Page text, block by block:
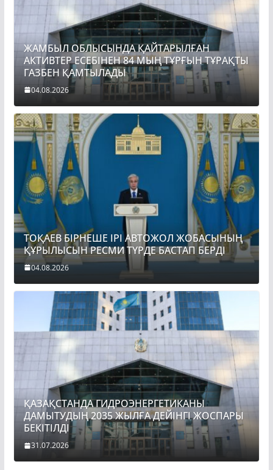
ЖАМБЫЛ ОБЛЫСЫНДА ҚАЙТАРЫЛҒАН
АКТИВТЕР ЕСЕБІНЕН 84 МЫҢ ТҰРҒЫН ТҰРАҚТЫ
ГАЗБЕН ҚАМТЫЛАДЫ
04.08.2026
ТОҚАЕВ БІРНЕШЕ ІРІ АВТОЖОЛ ЖОБАСЫНЫҢ
ҚҰРЫЛЫСЫН РЕСМИ ТҮРДЕ БАСТАП БЕРДІ
04.08.2026
ҚАЗАҚСТАНДА ГИДРОЭНЕРГЕТИКАНЫ
ДАМЫТУДЫҢ 2035 ЖЫЛҒА ДЕЙІНГІ ЖОСПАРЫ
БЕКІТІЛДІ
31.07.2026